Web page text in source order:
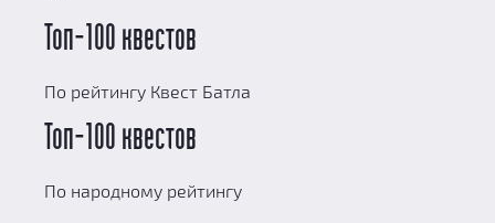
Топ-100 квестов
По рейтингу Квест Батла
Топ-100 квестов
По народному рейтингу